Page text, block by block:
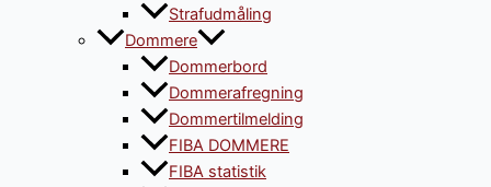
Strafudmåling
Dommere
Dommerbord
Dommerafregning
Dommertilmelding
FIBA DOMMERE
FIBA statistik